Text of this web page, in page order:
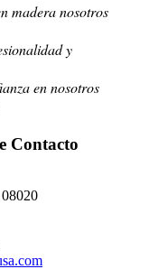
madera nosotros
y
en nosotros
Contacto